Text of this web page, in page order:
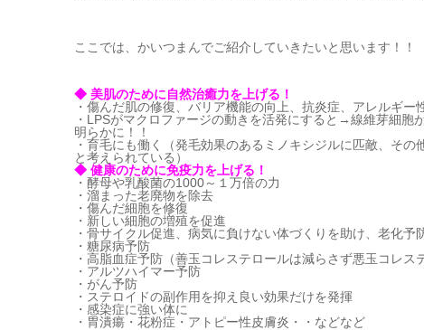
ここでは、かいつまんでご紹介していきたいと思います！！
◆ 美肌のために自然治癒力を上げる！
・傷んだ肌の修復、バリア機能の向上、抗炎症、アレルギー
・LPSがマクロファージの動きを活発にすると→線維芽細
明らかに！！
・育毛にも働く（発毛効果のあるミノキシジルに匹敵、そ
と考えられている）
◆ 健康のために免疫力を上げる！
・酵母や乳酸菌の1000～１万倍の力
・溜まった老廃物を除去
・傷んだ細胞を修復
・新しい細胞の増殖を促進
・骨サイクル促進、病気に負けない体づくりを助け、老化予
・糖尿病予防
・高脂血症予防（善玉コレステロールは減らさず悪玉コレス
・アルツハイマー予防
・がん予防
・ステロイドの副作用を抑え良い効果だけを発揮
・感染症に強い体に
・胃潰瘍・花粉症・アトピー性皮膚炎・・などなど